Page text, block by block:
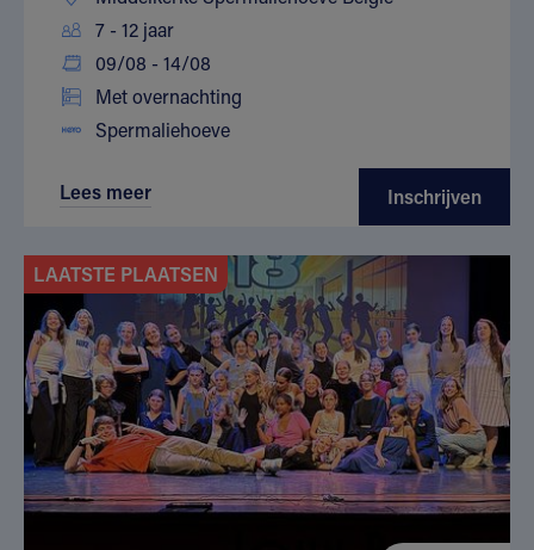
7 - 12 jaar
09/08 - 14/08
Met overnachting
Spermaliehoeve
Lees meer Inschrijven
LAATSTE PLAATSEN